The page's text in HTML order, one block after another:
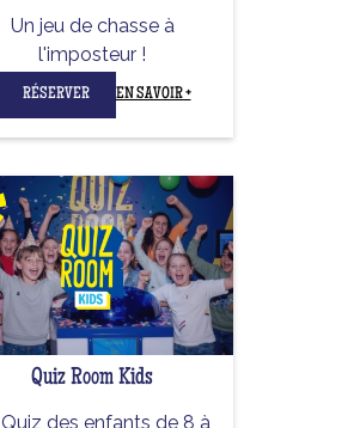
Un jeu de chasse à
l'imposteur !
RÉSERVER EN SAVOIR +
Quiz Room Kids
des enfants de 8 à